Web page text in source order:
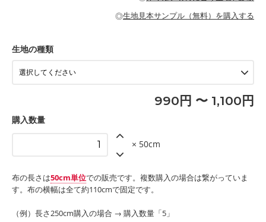
・カーテン、エプロン、テーブルクロスなどの暮らしのアイテム
・パンツ、タックスカートなどのボトムス
もっと詳しく見る
・工作用エプロン
もっと詳しく見る
◎生地見本サンプル（無料）を購入する
生地の種類
990円 〜 1,100円
購入数量
× 50cm
布の長さは50cm単位での販売です。複数購入の場合は繋がっていま
す。布の横幅は全て約110cmで固定です。
（例）長さ250cm購入の場合 → 購入数量「5」